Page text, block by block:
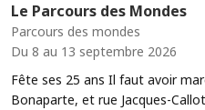
Le Parcours des Mondes
Parcours des mondes
Du 8 au 13 septembre 2026
Fête ses 25 ans Il faut avoir
Bonaparte, et rue Jacques-